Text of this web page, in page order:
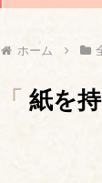
ホーム
「 紙を